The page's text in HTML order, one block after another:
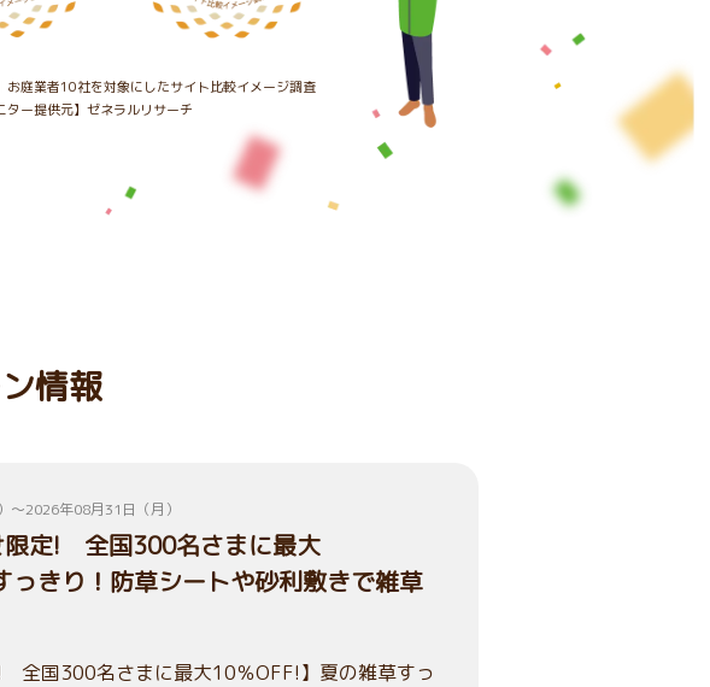
お庭業者10社を対象にしたサイト比較イメージ調査
ター提供元】ゼネラルリサーチ
情報
～2026年08月31日（月）
限定! 全国300名さまに最大
っきり！防草シートや砂利敷きで雑草
! 全国300名さまに最大10％OFF!】夏の雑草すっ